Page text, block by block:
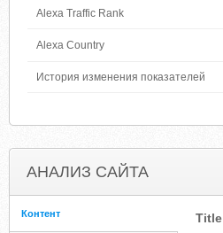
Alexa Traffic Rank
Alexa Country
История изменения показателей
АНАЛИЗ САЙТА
Контент Title